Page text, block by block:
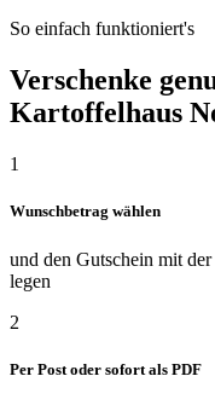
So einfach funktioniert's
Verschenke
Kartoffelhaus
1
Wunschbetrag wählen
und den Gutschein mit
legen
2
Per Post oder sofort als PDF